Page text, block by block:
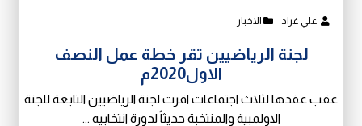
علي غراد الاخبار
لجنة الرياضيين تقر خطة عمل النصف
الاول2020م
عقب عقدها لثلاث اجتماعات اقرت لجنة الرياضيين التابعة للجنة
الاولمبية والمنتخبة حديثاً لدورة انتخابيه ...